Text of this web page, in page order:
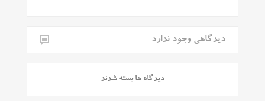
دیدگاهی وجود ندارد
دیدگاه ها بسته شدند